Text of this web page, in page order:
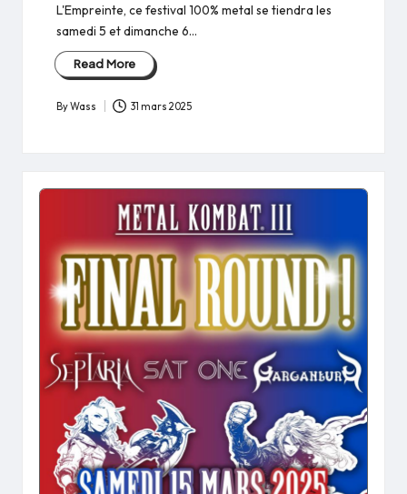
L'Empreinte, ce festival 100% metal se tiendra les
samedi 5 et dimanche 6…
Read More
Posted
ByWass 31 mars 2025